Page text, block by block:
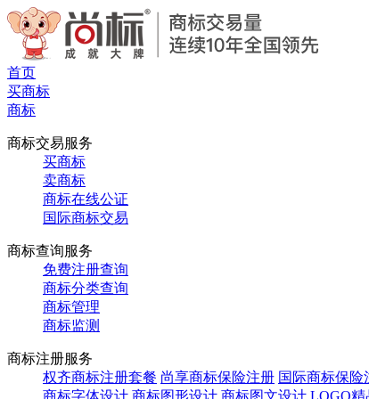
首页
买商标
商标
商标交易服务
买商标
卖商标
商标在线公证
国际商标交易
商标查询服务
免费注册查询
商标分类查询
商标管理
商标监测
商标注册服务
权齐商标注册套餐 尚享商标保险注册 国际商标保险
商标字体设计 商标图形设计 商标图文设计 LOGO精